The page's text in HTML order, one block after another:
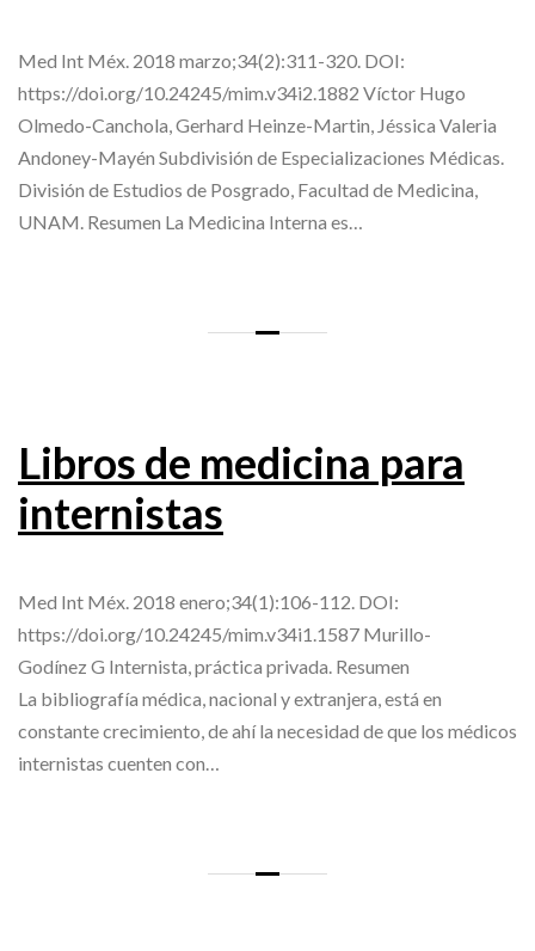
Med Int Méx. 2018 marzo;34(2):311-320. DOI:
https://doi.org/10.24245/mim.v34i2.1882 Víctor Hugo
Olmedo-Canchola, Gerhard Heinze-Martin, Jéssica Valeria
Andoney-Mayén Subdivisión de Especializaciones Médicas.
División de Estudios de Posgrado, Facultad de Medicina,
UNAM. Resumen La Medicina Interna es…
Libros de medicina para
internistas
Med Int Méx. 2018 enero;34(1):106-112. DOI:
https://doi.org/10.24245/mim.v34i1.1587 Murillo-
Godínez G Internista, práctica privada. Resumen
La bibliografía médica, nacional y extranjera, está en
constante crecimiento, de ahí la necesidad de que los médicos
internistas cuenten con…